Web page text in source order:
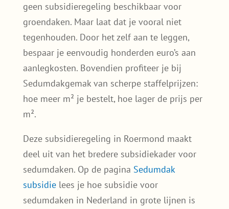
geen subsidieregeling beschikbaar voor
groendaken. Maar laat dat je vooral niet
tegenhouden. Door het zelf aan te leggen,
bespaar je eenvoudig honderden euro’s aan
aanlegkosten. Bovendien profiteer je bij
Sedumdakgemak van scherpe staffelprijzen:
hoe meer m² je bestelt, hoe lager de prijs per
m².
Deze subsidieregeling in Roermond maakt
deel uit van het bredere subsidiekader voor
sedumdaken. Op de pagina Sedumdak
subsidielees je hoe subsidie voor
sedumdaken in Nederland in grote lijnen is